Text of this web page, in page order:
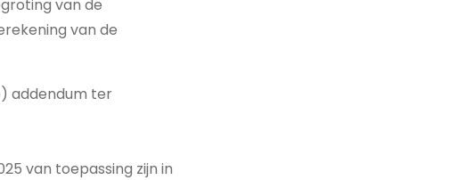
van de
van de
addendum ter
van toepassing zijn in